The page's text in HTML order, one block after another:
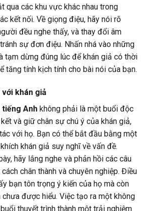
qua các khu vực khác nhau trong
kết nối. Về giọng điệu, hãy nói rõ
đều nghe thấy, và thay đổi âm
sự đơn điệu. Nhấn nhá vào những
tạm dừng đúng lúc để khán giả có thời
tăng tính kịch tính cho bài nói của bạn.
khán giả
Anh không phải là một buổi độc
và giữ chân sự chú ý của khán giả,
với họ. Bạn có thể bắt đầu bằng một
khán giả suy nghĩ về vấn đề.
hãy lắng nghe và phản hồi các câu
chân thành và chuyên nghiệp. Điều
bạn tôn trọng ý kiến của họ mà còn
được hiểu. Việc tạo ra một không
thuyết trình thành một trải nghiệm